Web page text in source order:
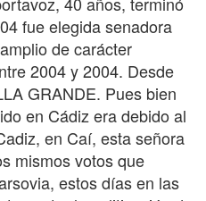
fue elegida senadora
de carácter
2004 y 2004. Desde
GRANDE. Pues bien
en Cádiz era debido al
en Caí, esta señora
mismos votos que
estos días en las